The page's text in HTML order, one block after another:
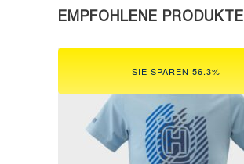
EMPFOHLENE PRODUKTE
SIE SPAREN 56.3%